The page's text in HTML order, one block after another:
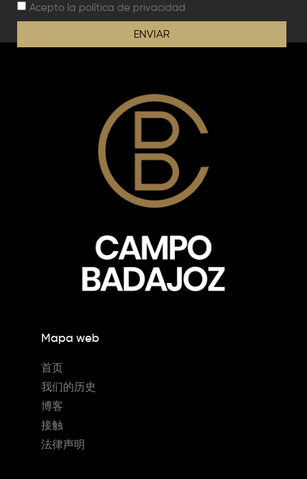
Acepto la política de privacidad
ENVIAR
Mapa web
首页
我们的历史
博客
接触
法律声明